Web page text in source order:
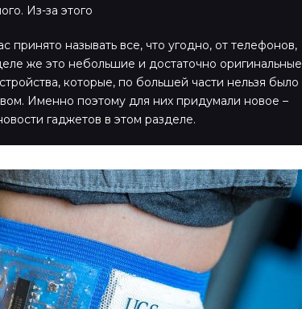
Из-за этого
принято называть все, что угодно, от телефонов,
же это небольшие и достаточно оригинальные
которые, по большей части нельзя было
Именно поэтому для них придумали новое –
гаджетов в этом разделе.